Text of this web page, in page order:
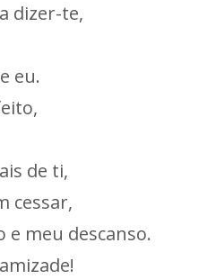
dizer-te,
eu.
de ti,
cessar,
e meu descanso.